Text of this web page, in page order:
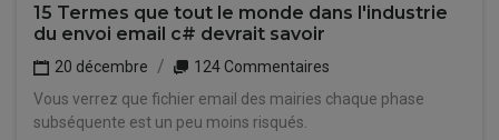
15 Termes que tout le monde dans l'industrie
du envoi email c# devrait savoir
20 décembre
124 Commentaires
Vous verrez que fichier email des mairies chaque phase
subséquente est un peu moins risqués.